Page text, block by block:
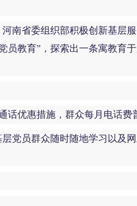
南省委组织部积极创新基层
员教育”，探索出一条寓教育
优惠措施，群众每月电话费
党员群众随时随地学习以及